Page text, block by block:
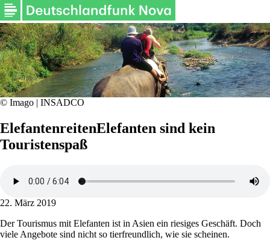
© Imago | INSADCO
ElefantenreitenElefanten sind kein
Touristenspaß
22. März 2019
Der Tourismus mit Elefanten ist in Asien ein riesiges Geschäft. Doch
viele Angebote sind nicht so tierfreundlich, wie sie scheinen.